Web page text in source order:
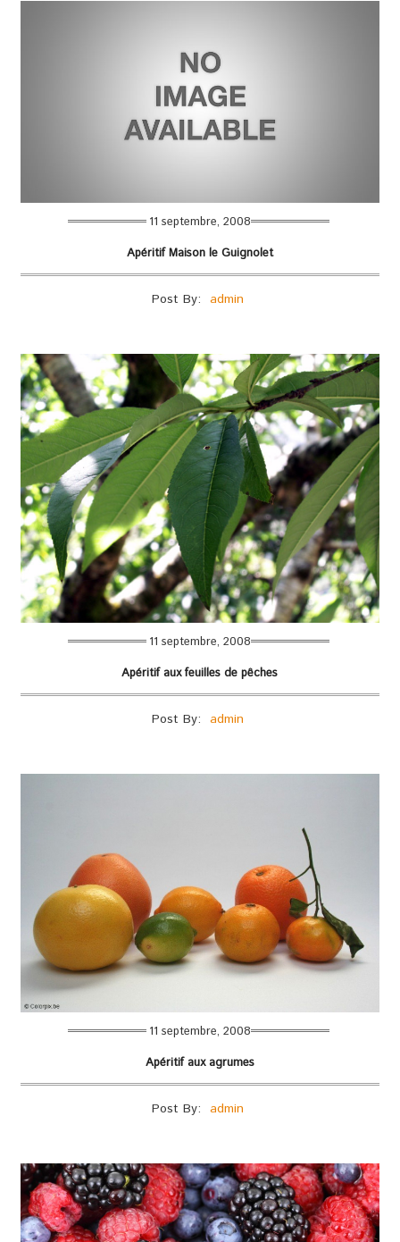
11 septembre, 2008
Apéritif Maison le Guignolet
Post By: admin
11 septembre, 2008
Apéritif aux feuilles de pêches
Post By: admin
11 septembre, 2008
Apéritif aux agrumes
Post By: admin